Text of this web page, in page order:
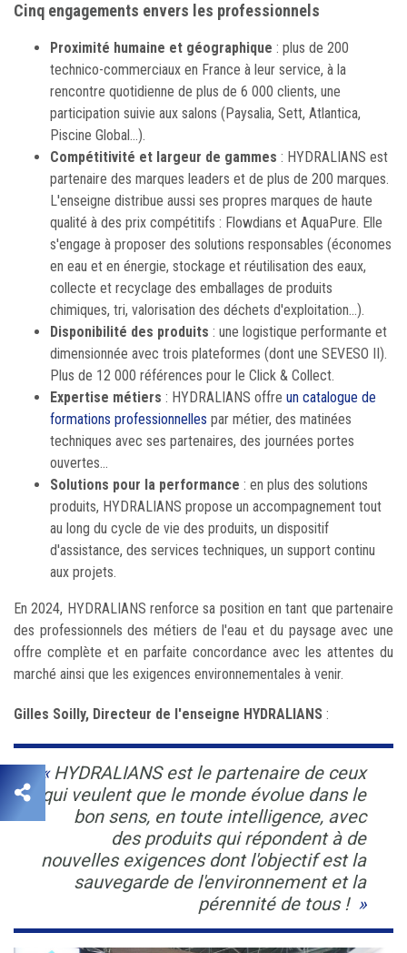
Cinq engagements envers les professionnels
Proximité humaine et géographique : plus de 200
technico-commerciaux en France à leur service, à la
rencontre quotidienne de plus de 6 000 clients, une
participation suivie aux salons (Paysalia, Sett, Atlantica,
Piscine Global...).
Compétitivité et largeur de gammes : HYDRALIANS est
partenaire des marques leaders et de plus de 200 marques.
L'enseigne distribue aussi ses propres marques de haute
qualité à des prix compétitifs : Flowdians et AquaPure. Elle
s'engage à proposer des solutions responsables (économes
en eau et en énergie, stockage et réutilisation des eaux,
collecte et recyclage des emballages de produits
chimiques, tri, valorisation des déchets d'exploitation...).
Disponibilité des produits : une logistique performante et
dimensionnée avec trois plateformes (dont une SEVESO II).
Plus de 12 000 références pour le Click & Collect.
Expertise métiers : HYDRALIANS offre un catalogue de
formations professionnelles par métier, des matinées
techniques avec ses partenaires, des journées portes
ouvertes...
Solutions pour la performance : en plus des solutions
produits, HYDRALIANS propose un accompagnement tout
au long du cycle de vie des produits, un dispositif
d'assistance, des services techniques, un support continu
aux projets.
En 2024, HYDRALIANS renforce sa position en tant que partenaire
des professionnels des métiers de l'eau et du paysage avec une
offre complète et en parfaite concordance avec les attentes du
marché ainsi que les exigences environnementales à venir.
Gilles Soilly, Directeur de l'enseigne HYDRALIANS :
HYDRALIANS est le partenaire de ceux
qui veulent que le monde évolue dans le
bon sens, en toute intelligence, avec
des produits qui répondent à de
nouvelles exigences dont l'objectif est la
sauvegarde de l'environnement et la
pérennité de tous !